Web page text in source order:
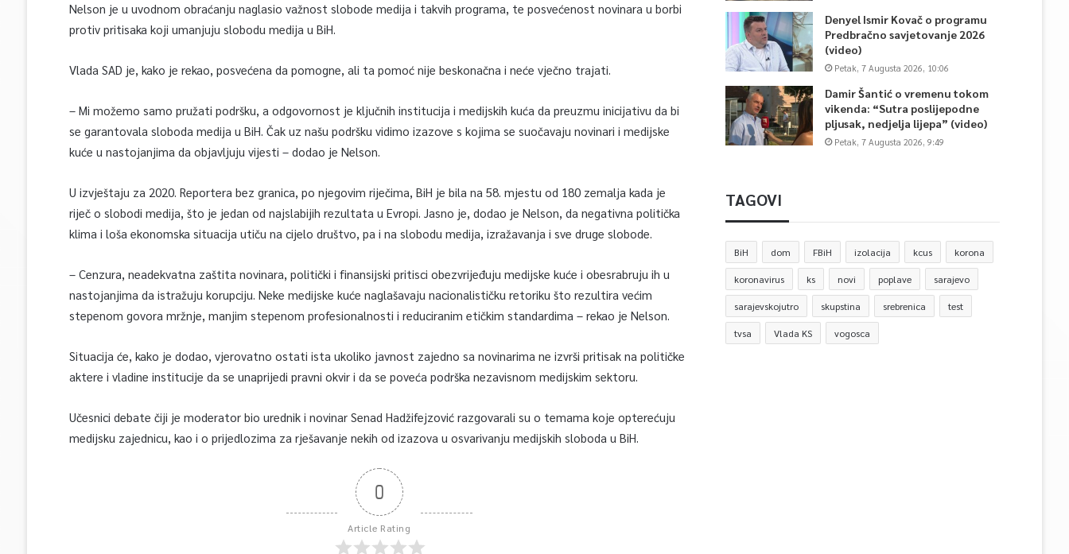
Nelson je u uvodnom obraćanju naglasio važnost slobode medija i takvih programa, te posvećenost novinara u borbi
protiv pritisaka koji umanjuju slobodu medija u BiH.
Vlada SAD je, kako je rekao, posvećena da pomogne, ali ta pomoć nije beskonačna i neće vječno trajati.
– Mi možemo samo pružati podršku, a odgovornost je ključnih institucija i medijskih kuća da preuzmu inicijativu da bi
se garantovala sloboda medija u BiH. Čak uz našu podršku vidimo izazove s kojima se suočavaju novinari i medijske
kuće u nastojanjima da objavljuju vijesti – dodao je Nelson.
U izvještaju za 2020. Reportera bez granica, po njegovim riječima, BiH je bila na 58. mjestu od 180 zemalja kada je
riječ o slobodi medija, što je jedan od najslabijih rezultata u Evropi. Jasno je, dodao je Nelson, da negativna politička
klima i loša ekonomska situacija utiču na cijelo društvo, pa i na slobodu medija, izražavanja i sve druge slobode.
– Cenzura, neadekvatna zaštita novinara, politički i finansijski pritisci obezvrijeđuju medijske kuće i obesrabruju ih u
nastojanjima da istražuju korupciju. Neke medijske kuće naglašavaju nacionalističku retoriku što rezultira većim
stepenom govora mržnje, manjim stepenom profesionalnosti i reduciranim etičkim standardima – rekao je Nelson.
Situacija će, kako je dodao, vjerovatno ostati ista ukoliko javnost zajedno sa novinarima ne izvrši pritisak na političke
aktere i vladine institucije da se unaprijedi pravni okvir i da se poveća podrška nezavisnom medijskim sektoru.
Učesnici debate čiji je moderator bio urednik i novinar Senad Hadžifejzović razgovarali su o temama koje opterećuju
medijsku zajednicu, kao i o prijedlozima za rješavanje nekih od izazova u osvarivanju medijskih sloboda u BiH.
0
Article Rating
Denyel Ismir Kovač o programu
Predbračno savjetovanje 2026
(video)
Petak, 7 Augusta 2026, 10:06
Damir Šantić o vremenu tokom
vikenda: “Sutra poslijepodne
pljusak, nedjelja lijepa” (video)
Petak, 7 Augusta 2026, 9:49
TAGOVI
BiH dom FBiH izolacija kcus korona
koronavirus ks novi poplave sarajevo
sarajevskojutro skupstina srebrenica test
tvsa Vlada KS vogosca